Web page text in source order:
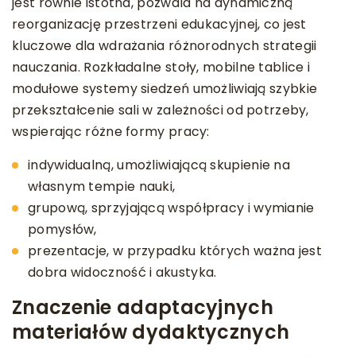
reorganizację przestrzeni edukacyjnej, co jest
kluczowe dla wdrażania różnorodnych strategii
nauczania. Rozkładalne stoły, mobilne tablice i
modułowe systemy siedzeń umożliwiają szybkie
przekształcenie sali w zależności od potrzeby,
wspierając różne formy pracy:
indywidualną, umożliwiającą skupienie na
własnym tempie nauki,
grupową, sprzyjającą współpracy i wymianie
pomysłów,
prezentacje, w przypadku których ważna jest
dobra widoczność i akustyka.
Znaczenie adaptacyjnych
materiałów dydaktycznych